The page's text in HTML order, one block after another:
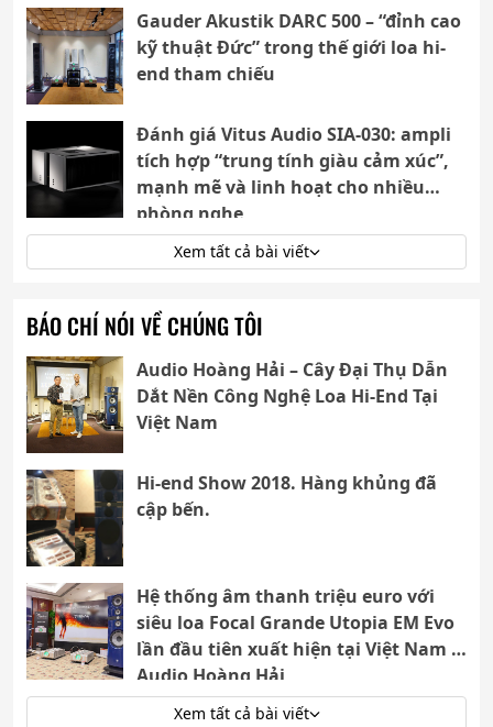
Gauder Akustik DARC 500 – “đỉnh cao
kỹ thuật Đức” trong thế giới loa hi-
end tham chiếu
Đánh giá Vitus Audio SIA-030: ampli
tích hợp “trung tính giàu cảm xúc”,
mạnh mẽ và linh hoạt cho nhiều
phòng nghe
Xem tất cả bài viết
BÁO CHÍ NÓI VỀ CHÚNG TÔI
Audio Hoàng Hải – Cây Đại Thụ Dẫn
Dắt Nền Công Nghệ Loa Hi-End Tại
Việt Nam
Hi-end Show 2018. Hàng khủng đã
cập bến.
Hệ thống âm thanh triệu euro với
siêu loa Focal Grande Utopia EM Evo
lần đầu tiên xuất hiện tại Việt Nam |
Audio Hoàng Hải
Xem tất cả bài viết